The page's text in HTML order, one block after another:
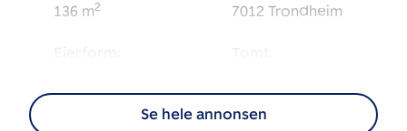
136 m2
7012 Trondheim
Energimerking:
BRA-i:
Se hele annonsen